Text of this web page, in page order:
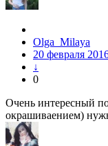
Olga_Milaya
20 февраля
↓
0
Очень интересный
окрашиваением)